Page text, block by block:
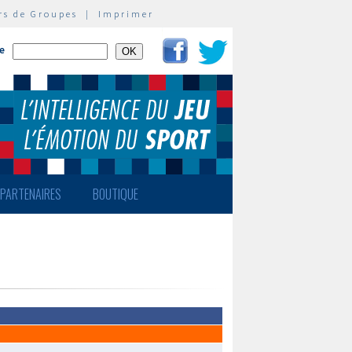
de Groupes | Imprimer
PARTENAIRES BOUTIQUE